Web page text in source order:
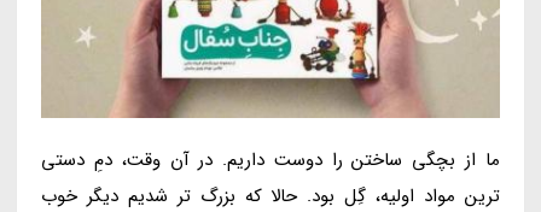
ما از بچگی ساختن را دوست داریم. در آن وقت، دمِ دستی
ترین مواد اولیه، گِل بود. حالا که بزرگ تر شدیم دیگر خوب